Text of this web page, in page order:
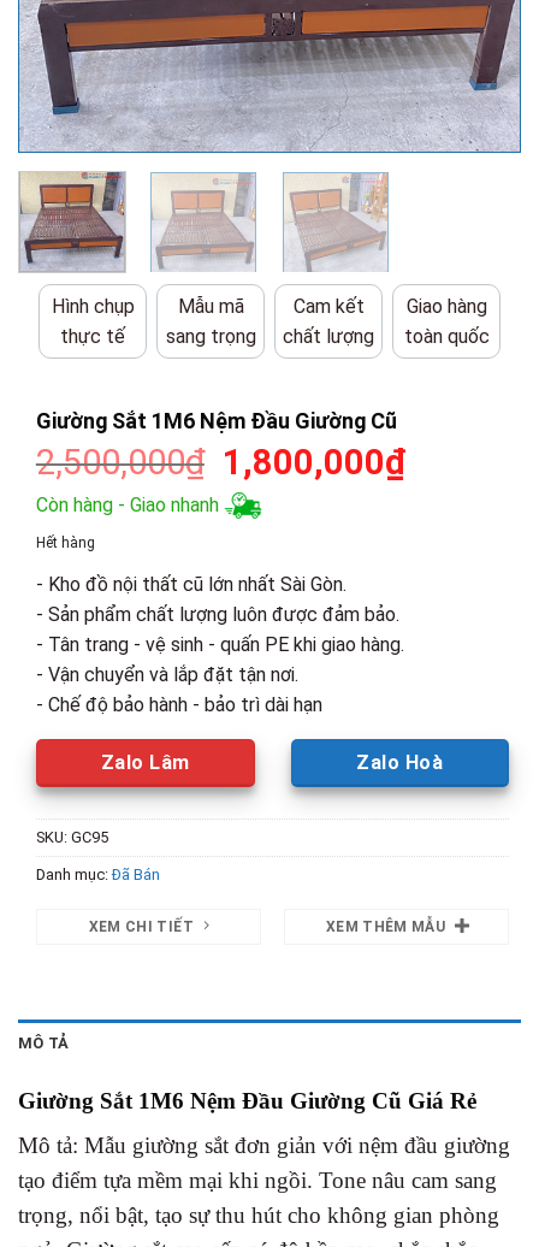
Hình chụp
thực tế
Mẫu mã
sang trọng
Cam kết
chất lượng
Giao hàng
toàn quốc
Giường Sắt 1M6 Nệm Đầu Giường Cũ
2,500,000₫ Giá
gốc
là:
1,800,000₫Giá
Còn hàng - Giao nhanh
Hết hàng
- Kho đồ nội thất cũ lớn nhất Sài Gòn.
- Sản phẩm chất lượng luôn được đảm bảo.
- Tân trang - vệ sinh - quấn PE khi giao hàng.
- Vận chuyển và lắp đặt tận nơi.
- Chế độ bảo hành - bảo trì dài hạn
Zalo Lâm Zalo Hoà
SKU: GC95
Danh mục:Đã Bán
XEM CHI TIẾT XEM THÊM MẪU
MÔ TẢ
Giường Sắt 1M6 Nệm Đầu Giường Cũ Giá Rẻ
Mô tả: Mẫu giường sắt đơn giản với nệm đầu giường
tạo điểm tựa mềm mại khi ngồi. Tone nâu cam sang
trọng, nổi bật, tạo sự thu hút cho không gian phòng